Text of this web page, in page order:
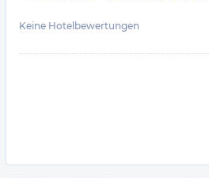
Keine Hotelbewertungen